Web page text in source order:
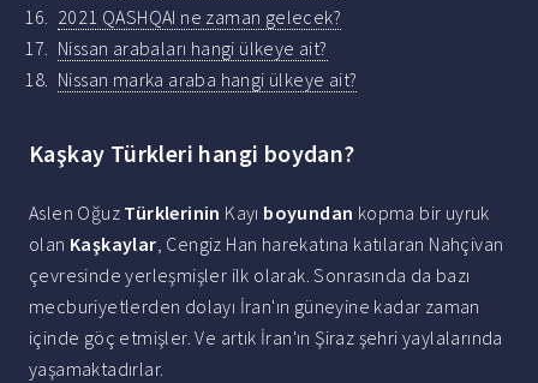
2021 QASHQAI ne zaman gelecek?
Nissan arabaları hangi ülkeye ait?
Nissan marka araba hangi ülkeye ait?
Kaşkay Türkleri hangi boydan?
Aslen Oğuz Türklerinin Kayı boyundan kopma bir uyruk
olan Kaşkaylar, Cengiz Han harekatına katılaran Nahçivan
çevresinde yerleşmişler ilk olarak. Sonrasında da bazı
mecburiyetlerden dolayı İran'ın güneyine kadar zaman
içinde göç etmişler. Ve artık İran'ın Şiraz şehri yaylalarında
yaşamaktadırlar.